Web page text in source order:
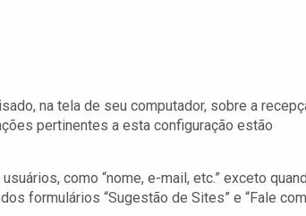
na tela de seu computador, sobre a
pertinentes a esta configuração estão
como “nome, e-mail, etc.” exceto
formulários “Sugestão de Sites” e “Fale